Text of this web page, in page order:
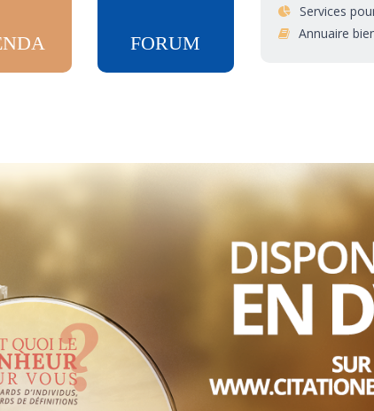
FORUM
Services
Annuaire